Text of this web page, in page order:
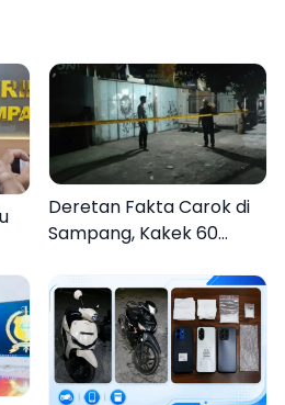
Deretan Fakta Carok di
Sampang, Kakek 60
Pria